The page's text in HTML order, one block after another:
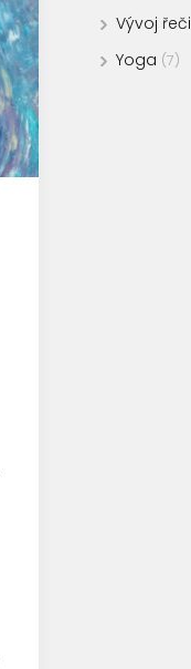
Vývoj řeči
Yoga (7)